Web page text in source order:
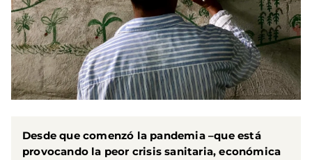
Desde que comenzó la pandemia –que está
provocando la peor crisis sanitaria, económica